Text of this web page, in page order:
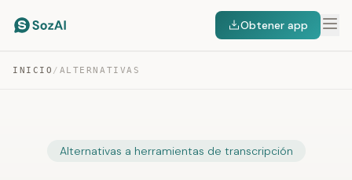
Obtener app
INICIO / ALTERNATIVAS
Alternativas a herramientas de transcripción